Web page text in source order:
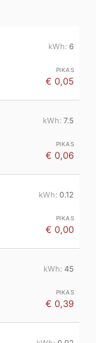
6
€ 0,05
7.5
€ 0,06
0.12
€ 0,00
45
€ 0,39